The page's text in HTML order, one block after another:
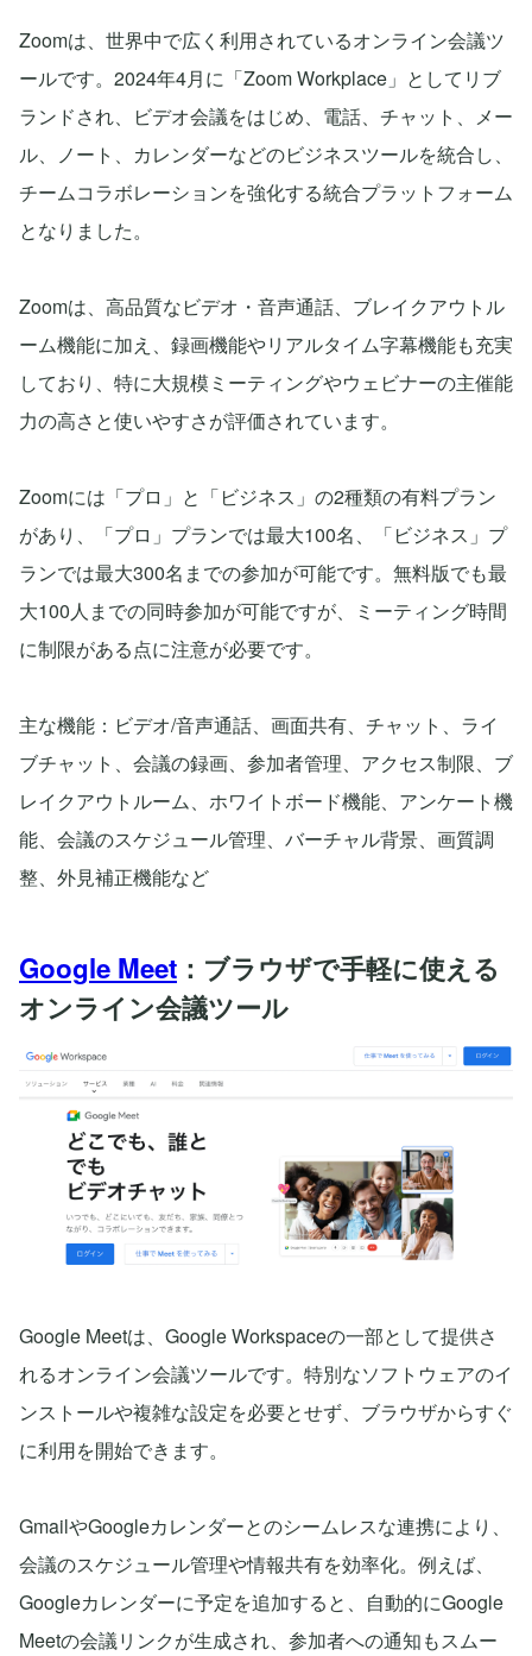
Zoomは、世界中で広く利用されているオンライン会議ツ
ールです。2024年4月に「Zoom Workplace」としてリブ
ランドされ、ビデオ会議をはじめ、電話、チャット、メー
ル、ノート、カレンダーなどのビジネスツールを統合し、
チームコラボレーションを強化する統合プラットフォーム
となりました。
Zoomは、高品質なビデオ・音声通話、ブレイクアウトル
ーム機能に加え、録画機能やリアルタイム字幕機能も充実
しており、特に大規模ミーティングやウェビナーの主催能
力の高さと使いやすさが評価されています。
Zoomには「プロ」と「ビジネス」の2種類の有料プラン
があり、「プロ」プランでは最大100名、「ビジネス」プ
ランでは最大300名までの参加が可能です。無料版でも最
大100人までの同時参加が可能ですが、ミーティング時間
に制限がある点に注意が必要です。
主な機能：ビデオ/音声通話、画面共有、チャット、ライ
ブチャット、会議の録画、参加者管理、アクセス制限、ブ
レイクアウトルーム、ホワイトボード機能、アンケート機
能、会議のスケジュール管理、バーチャル背景、画質調
整、外見補正機能など
Google Meet ：ブラウザで手軽に使える
オンライン会議ツール
Google Meetは、Google Workspaceの一部として提供さ
れるオンライン会議ツールです。特別なソフトウェアのイ
ンストールや複雑な設定を必要とせず、ブラウザからすぐ
に利用を開始できます。
GmailやGoogleカレンダーとのシームレスな連携により、
会議のスケジュール管理や情報共有を効率化。例えば、
Googleカレンダーに予定を追加すると、自動的にGoogle
Meetの会議リンクが生成され、参加者への通知もスムー